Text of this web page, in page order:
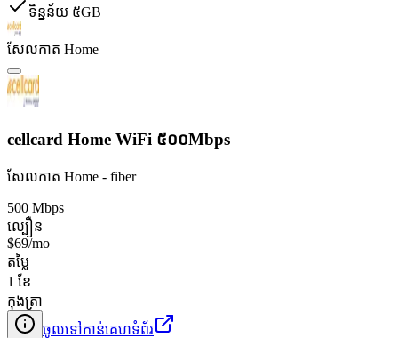
ទិន្នន័យ ៥GB
សែលកាត Home
cellcard Home WiFi ៥០០Mbps
សែលកាត Home - fiber
500 Mbps
ល្បឿន
$69/mo
តម្លៃ
1 ខែ
កុងត្រា
ចូលទៅកាន់គេហទំព័រ